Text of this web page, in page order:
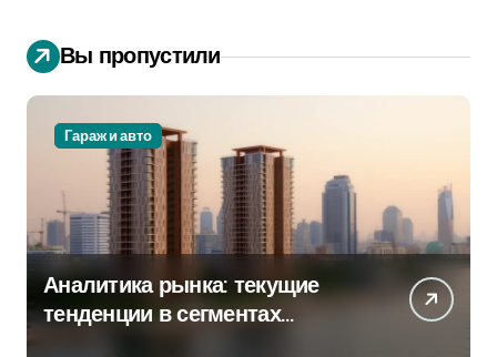
Вы пропустили
Гараж и авто
Аналитика рынка: текущие
тенденции в сегментах